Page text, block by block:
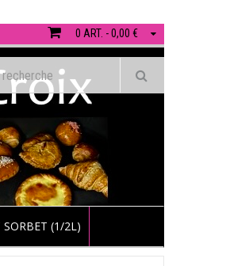
0 ART. - 0,00 €
SORBET (1/2L)